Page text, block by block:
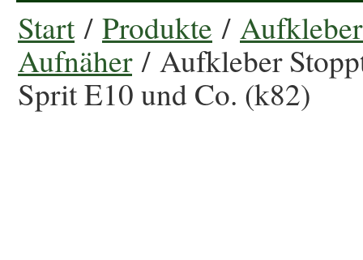
Start/ Produkte /
Aufnäher/ Aufkleber
Sprit E10 und Co. (k82)